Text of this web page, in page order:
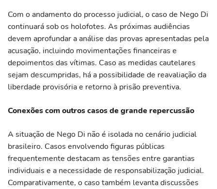
Com o andamento do processo judicial, o caso de Nego Di
continuará sob os holofotes. As próximas audiências
devem aprofundar a análise das provas apresentadas pela
acusação, incluindo movimentações financeiras e
depoimentos das vítimas. Caso as medidas cautelares
sejam descumpridas, há a possibilidade de reavaliação da
liberdade provisória e retorno à prisão preventiva.
Conexões com outros casos de grande repercussão
A situação de Nego Di não é isolada no cenário judicial
brasileiro. Casos envolvendo figuras públicas
frequentemente destacam as tensões entre garantias
individuais e a necessidade de responsabilização judicial.
Comparativamente, o caso também levanta discussões